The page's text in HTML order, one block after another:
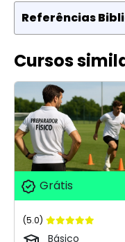
Referências
Cursos
Grátis
(5.0)
Básico